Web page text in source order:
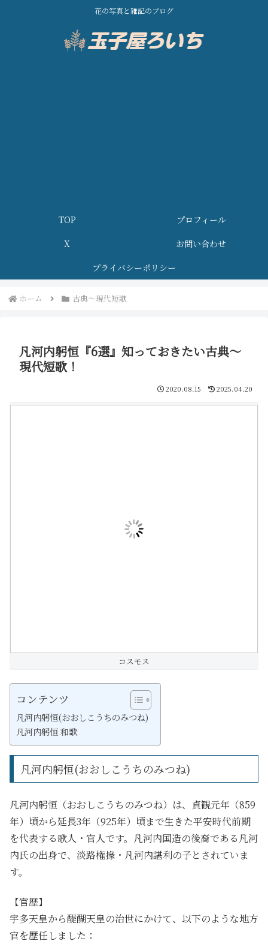
花の写真と雑記のブログ
TOP
プロフィール
X
お問い合わせ
プライバシーポリシー
ホーム 古典～現代短歌
凡河内躬恒『6選』知っておきたい古典～
現代短歌！
2020.08.15 2025.04.20
コスモス
コンテンツ
凡河内躬恒(おおしこうちのみつね)
凡河内躬恒 和歌
凡河内躬恒(おおしこうちのみつね)
凡河内躬恒（おおしこうちのみつね）は、貞観元年（859
年）頃から延長3年（925年）頃まで生きた平安時代前期
を代表する歌人・官人です。凡河内国造の後裔である凡河
内氏の出身で、淡路権掾・凡河内諶利の子とされていま
す。
【官歴】
宇多天皇から醍醐天皇の治世にかけて、以下のような地方
官を歴任しました：